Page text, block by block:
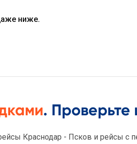
ниже.
. Проверьте
Краснодар - Псков и рейсы с